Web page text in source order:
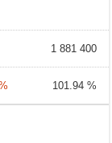
1 881 400
101.94 %